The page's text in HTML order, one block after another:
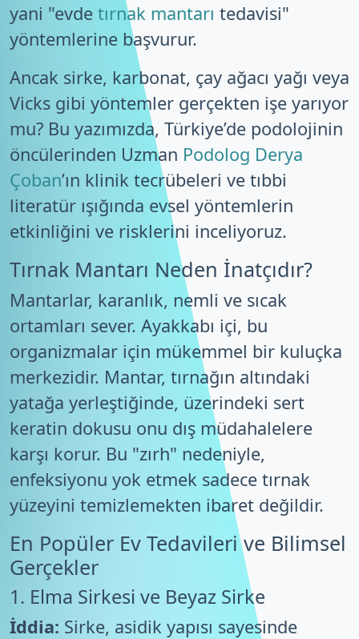
yani "evde tırnak mantarı tedavisi"
yöntemlerine başvurur.
Ancak sirke, karbonat, çay ağacı yağı veya
Vicks gibi yöntemler gerçekten işe yarıyor
mu? Bu yazımızda, Türkiye’de podolojinin
öncülerinden Uzman Podolog Derya
Çoban’ın klinik tecrübeleri ve tıbbi
literatür ışığında evsel yöntemlerin
etkinliğini ve risklerini inceliyoruz.
Tırnak Mantarı Neden İnatçıdır?
Mantarlar, karanlık, nemli ve sıcak
ortamları sever. Ayakkabı içi, bu
organizmalar için mükemmel bir kuluçka
merkezidir. Mantar, tırnağın altındaki
yatağa yerleştiğinde, üzerindeki sert
keratin dokusu onu dış müdahalelere
karşı korur. Bu "zırh" nedeniyle,
enfeksiyonu yok etmek sadece tırnak
yüzeyini temizlemekten ibaret değildir.
En Popüler Ev Tedavileri ve Bilimsel
Gerçekler
1. Elma Sirkesi ve Beyaz Sirke
İddia: Sirke, asidik yapısı sayesinde